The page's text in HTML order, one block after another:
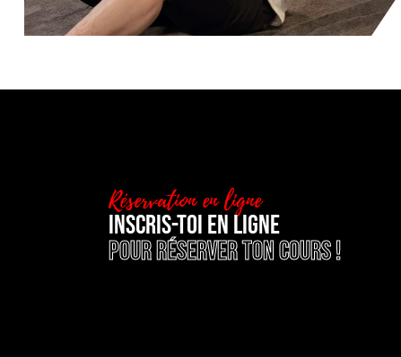
Réservation en ligne
Inscris-toi en ligne
pour réserver ton cours !